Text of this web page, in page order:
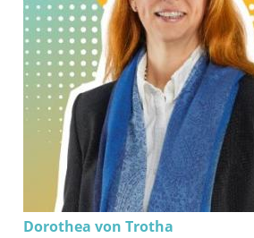
Dorothea von Trotha